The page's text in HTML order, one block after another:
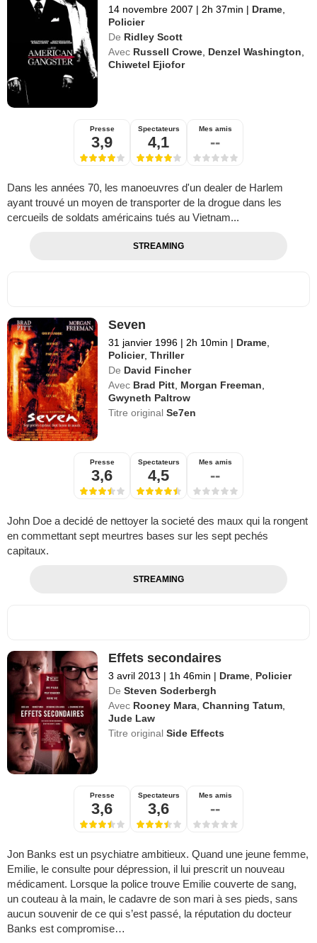
14 novembre 2007 | 2h 37min | Drame,
Policier
De Ridley Scott
Avec Russell Crowe, Denzel Washington,
Chiwetel Ejiofor
Presse
3,9
Spectateurs
4,1
Mes amis
--
Dans les années 70, les manoeuvres d'un dealer de Harlem
ayant trouvé un moyen de transporter de la drogue dans les
cercueils de soldats américains tués au Vietnam...
STREAMING
Seven
31 janvier 1996 | 2h 10min | Drame,
Policier,Thriller
De David Fincher
Avec Brad Pitt, Morgan Freeman,
Gwyneth Paltrow
Titre originalSe7en
Presse
3,6
Spectateurs
4,5
Mes amis
--
John Doe a decidé de nettoyer la societé des maux qui la rongent
en commettant sept meurtres bases sur les sept pechés
capitaux.
STREAMING
Effets secondaires
3 avril 2013 | 1h 46min | Drame, Policier
De Steven Soderbergh
Avec Rooney Mara,Channing Tatum,
Jude Law
Titre originalSide Effects
Presse
3,6
Spectateurs
3,6
Mes amis
--
Jon Banks est un psychiatre ambitieux. Quand une jeune femme,
Emilie, le consulte pour dépression, il lui prescrit un nouveau
médicament. Lorsque la police trouve Emilie couverte de sang,
un couteau à la main, le cadavre de son mari à ses pieds, sans
aucun souvenir de ce qui s’est passé, la réputation du docteur
Banks est compromise…